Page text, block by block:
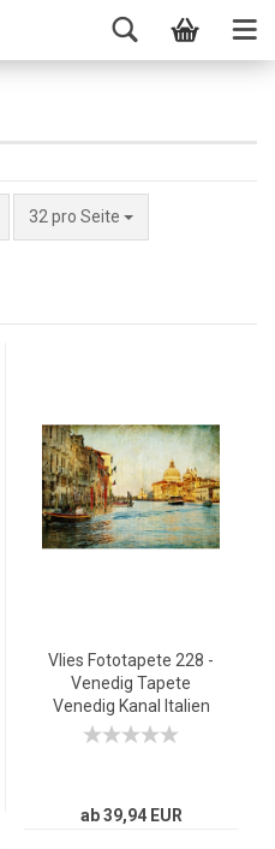
32 pro Seite
Vlies Fototapete 228 -
Venedig Tapete
Venedig Kanal Italien
Stadt Wasser beige
ab 39,94 EUR